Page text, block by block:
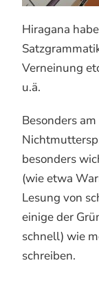
Hiragana
Verneinung
u.ä.
Besonders
besonders
(wie etwa
Lesung von
einige der
schnell) wie
schreiben.